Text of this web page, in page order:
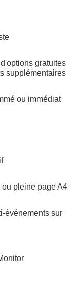
gratuites
supplémentaires
ou immédiat
pleine page A4
événements sur